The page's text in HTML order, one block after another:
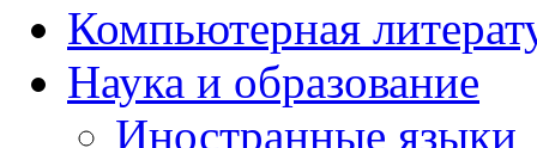
Компьютерная
Наука и образование
Иностранные языки